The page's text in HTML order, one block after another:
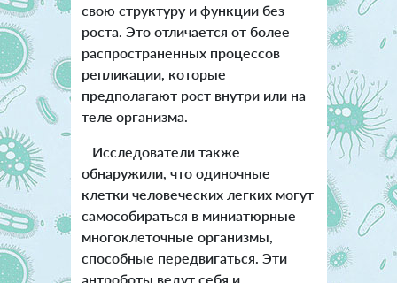
свою структуру и функции без
роста. Это отличается от более
распространенных процессов
репликации, которые
предполагают рост внутри или на
теле организма.
Исследователи также
обнаружили, что одиночные
клетки человеческих легких могут
самособираться в миниатюрные
многоклеточные организмы,
способные передвигаться. Эти
антроботы ведут себя и